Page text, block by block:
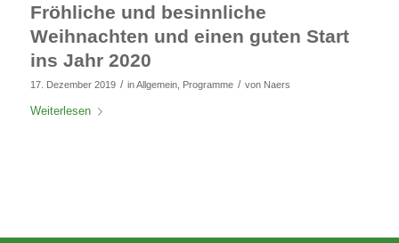
Fröhliche und besinnliche
Weihnachten und einen guten Start
ins Jahr 2020
17. Dezember 2019 / inAllgemein, Programme / von Naers
Weiterlesen